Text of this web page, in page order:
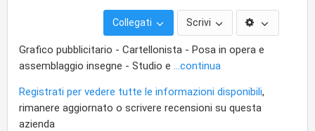
Collegati Scrivi
Grafico pubblicitario - Cartellonista - Posa in opera e
assemblaggio insegne - Studio e ...continua
Registrati per vedere tutte le informazioni disponibili,
rimanere aggiornato o scrivere recensioni su questa
azienda